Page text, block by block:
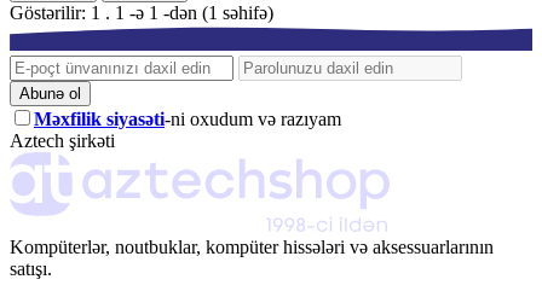
Göstərilir: 1 . 1 -ə 1 -dən (1 səhifə)
Abunə ol
Məxfilik siyasəti-ni oxudum və razıyam
Aztech şirkəti
Kompüterlər, noutbuklar, kompüter hissələri və aksessuarlarının
satışı.